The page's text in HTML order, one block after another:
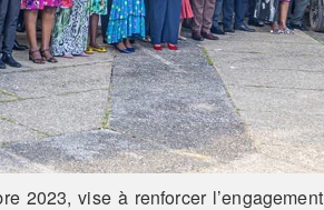
2023, vise à renforcer l’engagement